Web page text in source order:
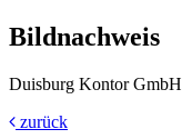
Bildnachweis
Duisburg Kontor GmbH
zurück